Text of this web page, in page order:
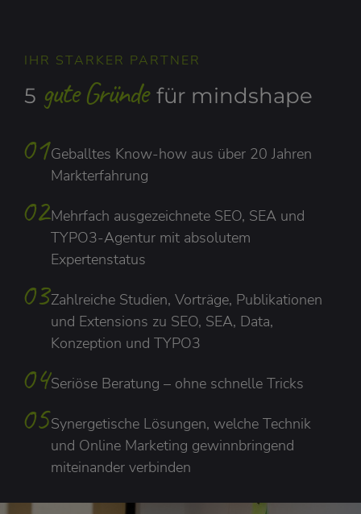
IHR STARKER PARTNER
5 gute Gründe für mindshape
Geballtes Know-how aus über 20 Jahren
Markterfahrung
Mehrfach ausgezeichnete SEO, SEA und
TYPO3-Agentur mit absolutem
Expertenstatus
Zahlreiche Studien, Vorträge, Publikationen
und Extensions zu SEO, SEA, Data,
Konzeption und TYPO3
Seriöse Beratung – ohne schnelle Tricks
Synergetische Lösungen, welche Technik
und Online Marketing gewinnbringend
miteinander verbinden